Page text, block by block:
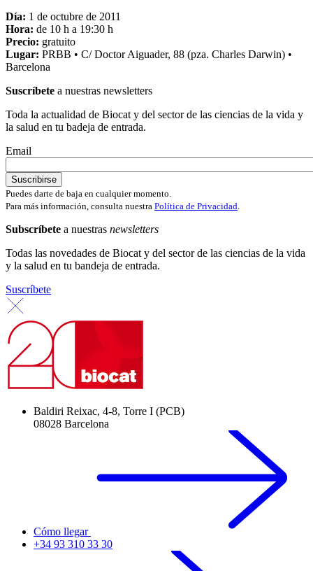
Día: 1 de octubre de 2011
Hora: de 10 h a 19:30 h
Precio: gratuito
Lugar: PRBB • C/ Doctor Aiguader, 88 (pza. Charles Darwin) •
Barcelona
Suscríbete a nuestras newsletters
Toda la actualidad de Biocat y del sector de las ciencias de la vida y
la salud en tu badeja de entrada.
Email
Puedes darte de baja en cualquier momento.
Para más información, consulta nuestra Política de Privacidad.
Subscríbete a nuestras newsletters
Todas las novedades de Biocat y del sector de las ciencias de la vida
y la salud en tu bandeja de entrada.
Suscríbete
Baldiri Reixac, 4-8, Torre I (PCB)
08028 Barcelona
Cómo llegar
+34 93 310 33 30